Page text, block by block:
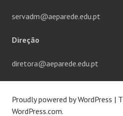
servadm@aeparede.edu.pt
Direção
diretora@aeparede.edu.pt
Proudly powered by WordPress |
WordPress.com.